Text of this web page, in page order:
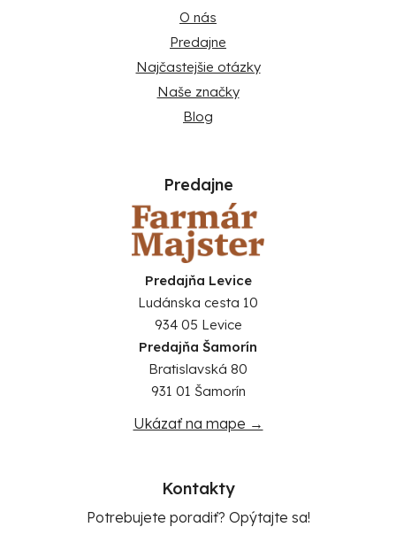
O nás
Predajne
Najčastejšie otázky
Naše značky
Blog
Predajne
Predajňa Levice
Ludánska cesta 10
934 05 Levice
Predajňa Šamorín
Bratislavská 80
931 01 Šamorín
Ukázať na mape →
Kontakty
Potrebujete poradiť? Opýtajte sa!